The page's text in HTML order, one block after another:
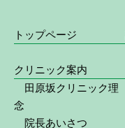
トップページ
クリニック案内
田原坂クリニック理
念
院長あいさつ